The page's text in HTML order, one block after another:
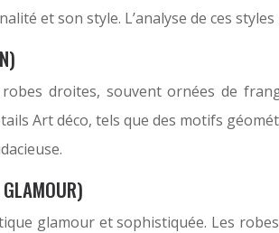
et son style. L’analyse de ces
droites, souvent ornées de
Art déco, tels que des motifs
glamour et sophistiquée. Les